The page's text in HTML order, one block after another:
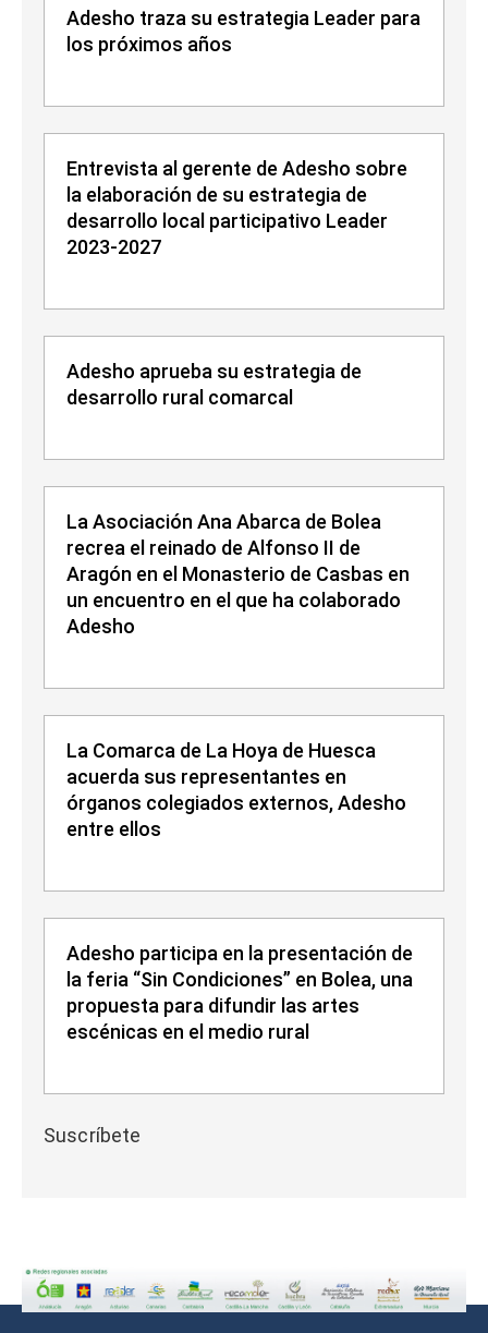
Adesho traza su estrategia Leader para
los próximos años
Entrevista al gerente de Adesho sobre
la elaboración de su estrategia de
desarrollo local participativo Leader
2023-2027
Adesho aprueba su estrategia de
desarrollo rural comarcal
La Asociación Ana Abarca de Bolea
recrea el reinado de Alfonso II de
Aragón en el Monasterio de Casbas en
un encuentro en el que ha colaborado
Adesho
La Comarca de La Hoya de Huesca
acuerda sus representantes en
órganos colegiados externos, Adesho
entre ellos
Adesho participa en la presentación de
la feria “Sin Condiciones” en Bolea, una
propuesta para difundir las artes
escénicas en el medio rural
Suscríbete